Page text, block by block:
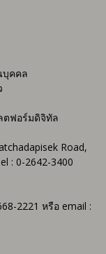
บุคคล
ตฟอร์มดิจิทัล
Road,
: 0-2642-3400
2221 หรือ email :